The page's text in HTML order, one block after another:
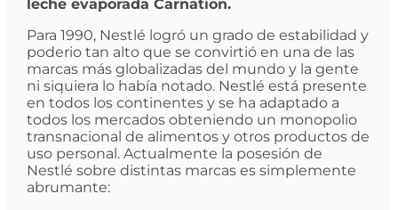
leche evaporada Carnation.
Para 1990, Nestlé logró un grado de estabilidad y
poderio tan alto que se convirtió en una de las
marcas más globalizadas del mundo y la gente
ni siquiera lo había notado. Nestlé está presente
en todos los continentes y se ha adaptado a
todos los mercados obteniendo un monopolio
transnacional de alimentos y otros productos de
uso personal. Actualmente la posesión de
Nestlé sobre distintas marcas es simplemente
abrumante: